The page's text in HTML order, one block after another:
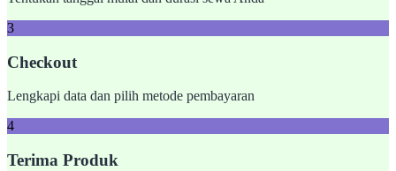
3
Checkout
Lengkapi data dan pilih metode pembayaran
4
Terima Produk